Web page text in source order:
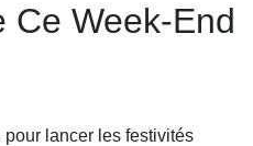
Ce Week-End
pour lancer les festivités